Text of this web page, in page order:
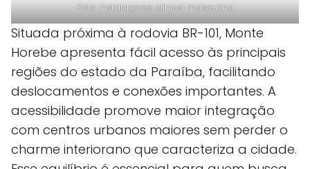
Foto instalaçoes clinica masculina
Situada próxima à rodovia BR-101, Monte
Horebe apresenta fácil acesso às principais
regiões do estado da Paraíba, facilitando
deslocamentos e conexões importantes. A
acessibilidade promove maior integração
com centros urbanos maiores sem perder o
charme interiorano que caracteriza a cidade.